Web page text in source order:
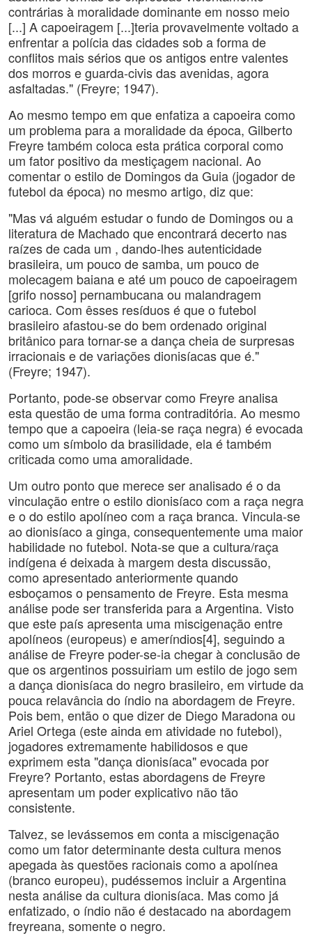
contrárias à moralidade dominante em nosso meio
[...] A capoeiragem [...]teria provavelmente voltado a
enfrentar a polícia das cidades sob a forma de
conflitos mais sérios que os antigos entre valentes
dos morros e guarda-civis das avenidas, agora
asfaltadas." (Freyre; 1947).
Ao mesmo tempo em que enfatiza a capoeira como
um problema para a moralidade da época, Gilberto
Freyre também coloca esta prática corporal como
um fator positivo da mestiçagem nacional. Ao
comentar o estilo de Domingos da Guia (jogador de
futebol da época) no mesmo artigo, diz que:
"Mas vá alguém estudar o fundo de Domingos ou a
literatura de Machado que encontrará decerto nas
raízes de cada um , dando-lhes autenticidade
brasileira, um pouco de samba, um pouco de
molecagem baiana e até um pouco de capoeiragem
[grifo nosso] pernambucana ou malandragem
carioca. Com êsses resíduos é que o futebol
brasileiro afastou-se do bem ordenado original
britânico para tornar-se a dança cheia de surpresas
irracionais e de variações dionisíacas que é."
(Freyre; 1947).
Portanto, pode-se observar como Freyre analisa
esta questão de uma forma contraditória. Ao mesmo
tempo que a capoeira (leia-se raça negra) é evocada
como um símbolo da brasilidade, ela é também
criticada como uma amoralidade.
Um outro ponto que merece ser analisado é o da
vinculação entre o estilo dionisíaco com a raça negra
e o do estilo apolíneo com a raça branca. Vincula-se
ao dionisíaco a ginga, consequentemente uma maior
habilidade no futebol. Nota-se que a cultura/raça
indígena é deixada à margem desta discussão,
como apresentado anteriormente quando
esboçamos o pensamento de Freyre. Esta mesma
análise pode ser transferida para a Argentina. Visto
que este país apresenta uma miscigenação entre
apolíneos (europeus) e ameríndios[4], seguindo a
análise de Freyre poder-se-ia chegar à conclusão de
que os argentinos possuiriam um estilo de jogo sem
a dança dionisíaca do negro brasileiro, em virtude da
pouca relavância do índio na abordagem de Freyre.
Pois bem, então o que dizer de Diego Maradona ou
Ariel Ortega (este ainda em atividade no futebol),
jogadores extremamente habilidosos e que
exprimem esta "dança dionisíaca" evocada por
Freyre? Portanto, estas abordagens de Freyre
apresentam um poder explicativo não tão
consistente.
Talvez, se levássemos em conta a miscigenação
como um fator determinante desta cultura menos
apegada às questões racionais como a apolínea
(branco europeu), pudéssemos incluir a Argentina
nesta análise da cultura dionisíaca. Mas como já
enfatizado, o índio não é destacado na abordagem
freyreana, somente o negro.